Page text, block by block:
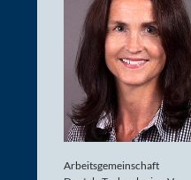
Arbeitsgemeinschaft